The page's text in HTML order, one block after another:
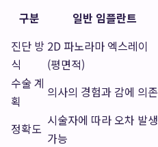
구분
일반 임플란트
진단 방
식
2D 파노라마 엑스레이
(평면적)
수술 계
획
의사의 경험과 감에 의존
정확도
시술자에 따라 오차 발생
가능